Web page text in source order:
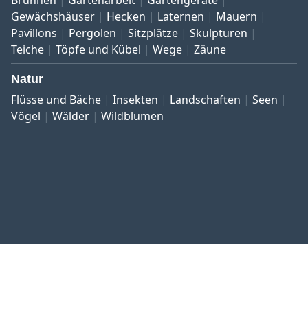
Gewächshäuser
Hecken Laternen
Mauern
Pavillons
Pergolen Sitzplätze
Skulpturen
Teiche
Töpfe und Kübel Wege Zäune
Natur
Flüsse und Bäche Insekten Landschaften
Seen
Vögel
Wälder Wildblumen